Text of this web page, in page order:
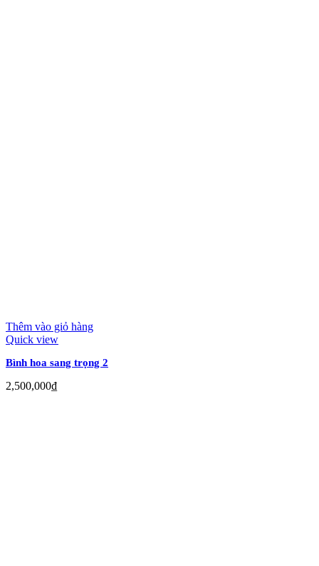
Thêm vào giỏ hàng
Quick view
Bình hoa sang trọng 2
2,500,000₫